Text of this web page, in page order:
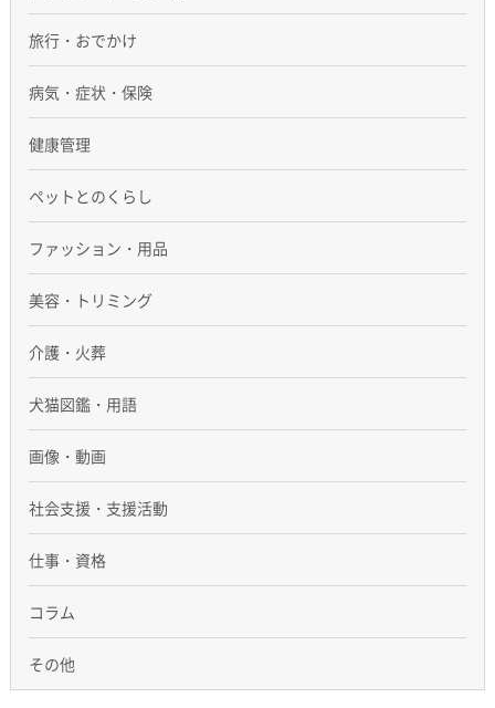
旅行・おでかけ
病気・症状・保険
健康管理
ペットとのくらし
ファッション・用品
美容・トリミング
介護・火葬
犬猫図鑑・用語
画像・動画
社会支援・支援活動
仕事・資格
コラム
その他